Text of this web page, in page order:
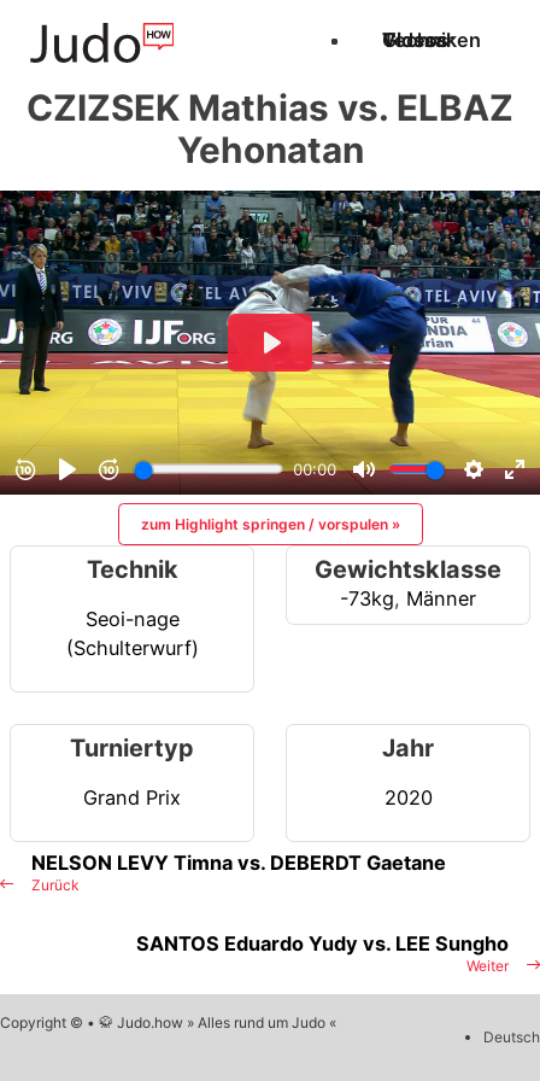
Techniken
Videos
Glossar
CZIZSEK Mathias vs. ELBAZ
Yehonatan
zum Highlight springen / vorspulen »
Technik
Seoi-nage
(Schulterwurf)
Gewichtsklasse
-73kg, Männer
Turniertyp
Grand Prix
Jahr
2020
Zurück
NELSON LEVY Timna vs. DEBERDT Gaetane
Weiter
SANTOS Eduardo Yudy vs. LEE Sungho
Copyright © • 🥋 Judo.how » Alles rund um Judo «
Deutsch